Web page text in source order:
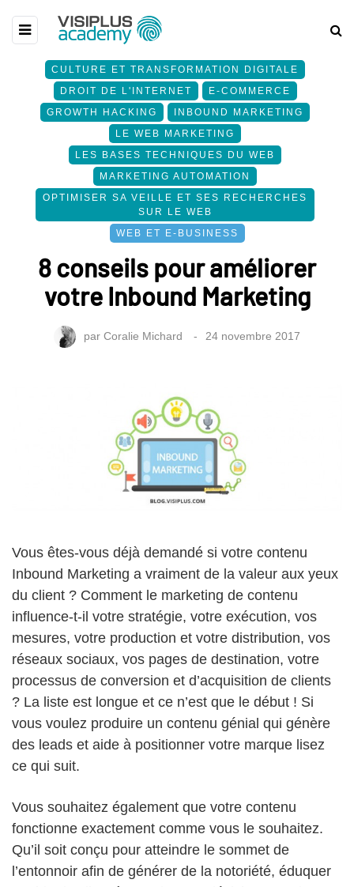
CULTURE ET TRANSFORMATION DIGITALE
DROIT DE L'INTERNET
E-COMMERCE
GROWTH HACKING
INBOUND MARKETING
LE WEB MARKETING
LES BASES TECHNIQUES DU WEB
MARKETING AUTOMATION
OPTIMISER SA VEILLE ET SES RECHERCHES
SUR LE WEB
WEB ET E-BUSINESS
8 conseils pour améliorer
votre Inbound Marketing
par Coralie Michard 24 novembre 2017
Vous êtes-vous déjà demandé si votre contenu
Inbound Marketing a vraiment de la valeur aux yeux
du client ? Comment le marketing de contenu
influence-t-il votre stratégie, votre exécution, vos
mesures, votre production et votre distribution, vos
réseaux sociaux, vos pages de destination, votre
processus de conversion et d’acquisition de clients
? La liste est longue et ce n’est que le début ! Si
vous voulez produire un contenu génial qui génère
des leads et aide à positionner votre marque lisez
ce qui suit.
Vous souhaitez également que votre contenu
fonctionne exactement comme vous le souhaitez.
Qu’il soit conçu pour atteindre le sommet de
l’entonnoir afin de générer de la notoriété, éduquer